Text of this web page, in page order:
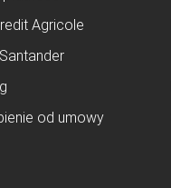
Agricole
od umowy